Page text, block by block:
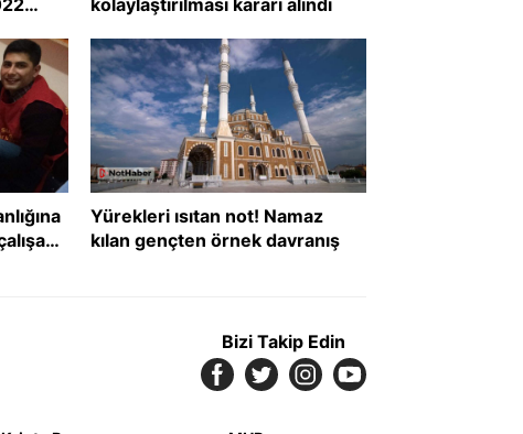
Yürekleri ısıtan not! Namaz
kılan gençten örnek davranış
Bizi Takip Edin